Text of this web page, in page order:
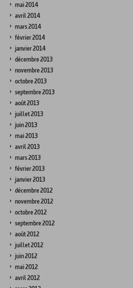
mai 2014
avril 2014
mars 2014
février 2014
janvier 2014
décembre 2013
novembre 2013
octobre 2013
septembre 2013
août 2013
juillet 2013
juin 2013
mai 2013
avril 2013
mars 2013
février 2013
janvier 2013
décembre 2012
novembre 2012
octobre 2012
septembre 2012
août 2012
juillet 2012
juin 2012
mai 2012
avril 2012